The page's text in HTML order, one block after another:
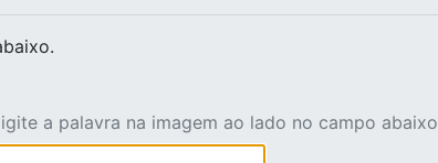
a palavra na imagem ao lado no campo abaixo